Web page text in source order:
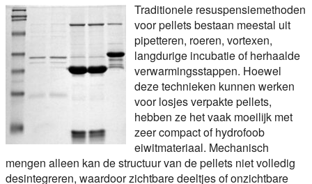
Traditionele resuspensiemethoden
voor pellets bestaan meestal uit
pipetteren, roeren, vortexen,
langdurige incubatie of herhaalde
verwarmingsstappen. Hoewel
deze technieken kunnen werken
voor losjes verpakte pellets,
hebben ze het vaak moeilijk met
zeer compact of hydrofoob
eiwitmateriaal. Mechanisch
mengen alleen kan de structuur van de pellets niet volledig
desintegreren, waardoor zichtbare deeltjes of onzichtbare